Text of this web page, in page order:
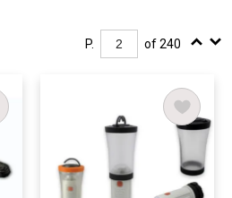
P. of 240